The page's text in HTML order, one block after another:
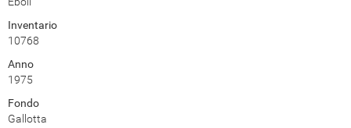
Inventario
10768
Anno
1975
Fondo
Gallotta